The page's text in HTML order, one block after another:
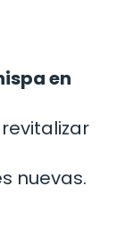
en
nuevas.